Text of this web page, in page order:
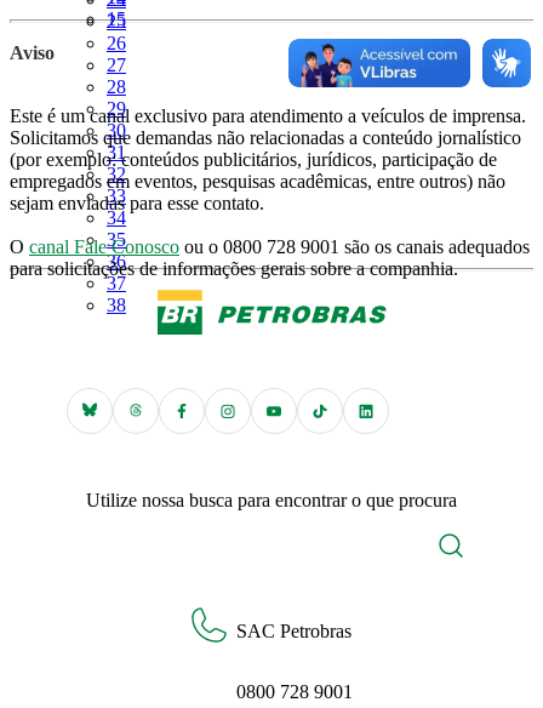
Página
15
Página
25
Página
26
Página
27
Página
28
Página
29
Página
30
Página
31
Página
32
Página
33
Página
34
Página
35
Página
36
Página
37
Página
38
Aviso
Este é um canal exclusivo para atendimento a veículos de imprensa.
Solicitamos que demandas não relacionadas a conteúdo jornalístico
(por exemplo: conteúdos publicitários, jurídicos, participação de
empregados em eventos, pesquisas acadêmicas, entre outros) não
sejam enviadas para esse contato.
O canal Fale Conosco ou o 0800 728 9001 são os canais adequados
para solicitações de informações gerais sobre a companhia.
Utilize nossa busca para encontrar o que procura
SAC Petrobras
0800 728 9001